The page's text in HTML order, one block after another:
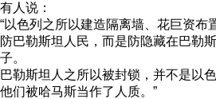
有人说：
“以色列之所以建造隔离墙、花巨资布
防巴勒斯坦人民，而是防隐藏在巴勒
子。
巴勒斯坦人之所以被封锁，并不是以
他们被哈马斯当作了人质。”